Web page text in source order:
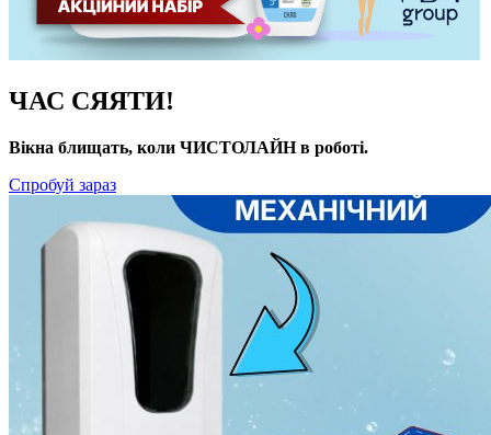
ЧАС СЯЯТИ!
Вікна блищать, коли ЧИСТОЛАЙН в роботі.
Спробуй зараз